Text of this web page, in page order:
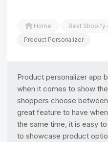
Home / Best Shopify
Product Personalizer
Product personalizer app
when it comes to show
shoppers choose
great feature to have
the same time, it is easy
to showcase product